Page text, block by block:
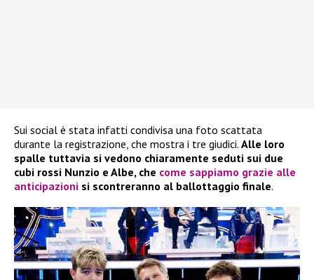
Sui social è stata infatti condivisa una foto scattata
durante la registrazione, che mostra i tre giudici. Alle loro
spalle tuttavia si vedono chiaramente seduti sui due
cubi rossi Nunzio e Albe, che come sappiamo grazie alle
anticipazioni si scontreranno al ballottaggio finale.